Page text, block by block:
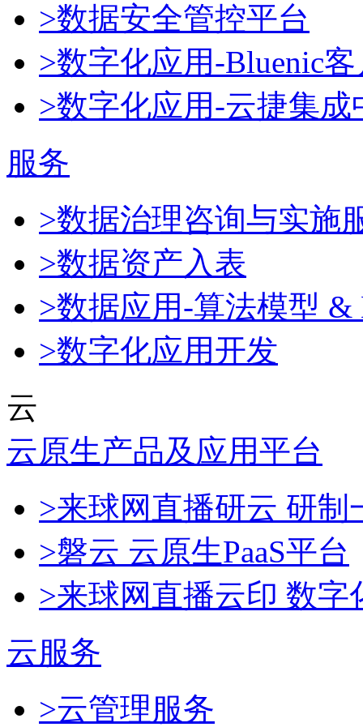
>数据安全管控平台
>数字化应用-Bluenic
>数字化应用-云捷集成
服务
>数据治理咨询与实施
>数据资产入表
>数据应用-算法模型 &
>数字化应用开发
云
云原生产品及应用平台
>来球网直播研云 研
>磐云 云原生PaaS平台
>来球网直播云印 数字
云服务
>云管理服务